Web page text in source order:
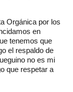
Orgánica por los
en
tenemos que
el respaldo de
no es mi
que respetar a